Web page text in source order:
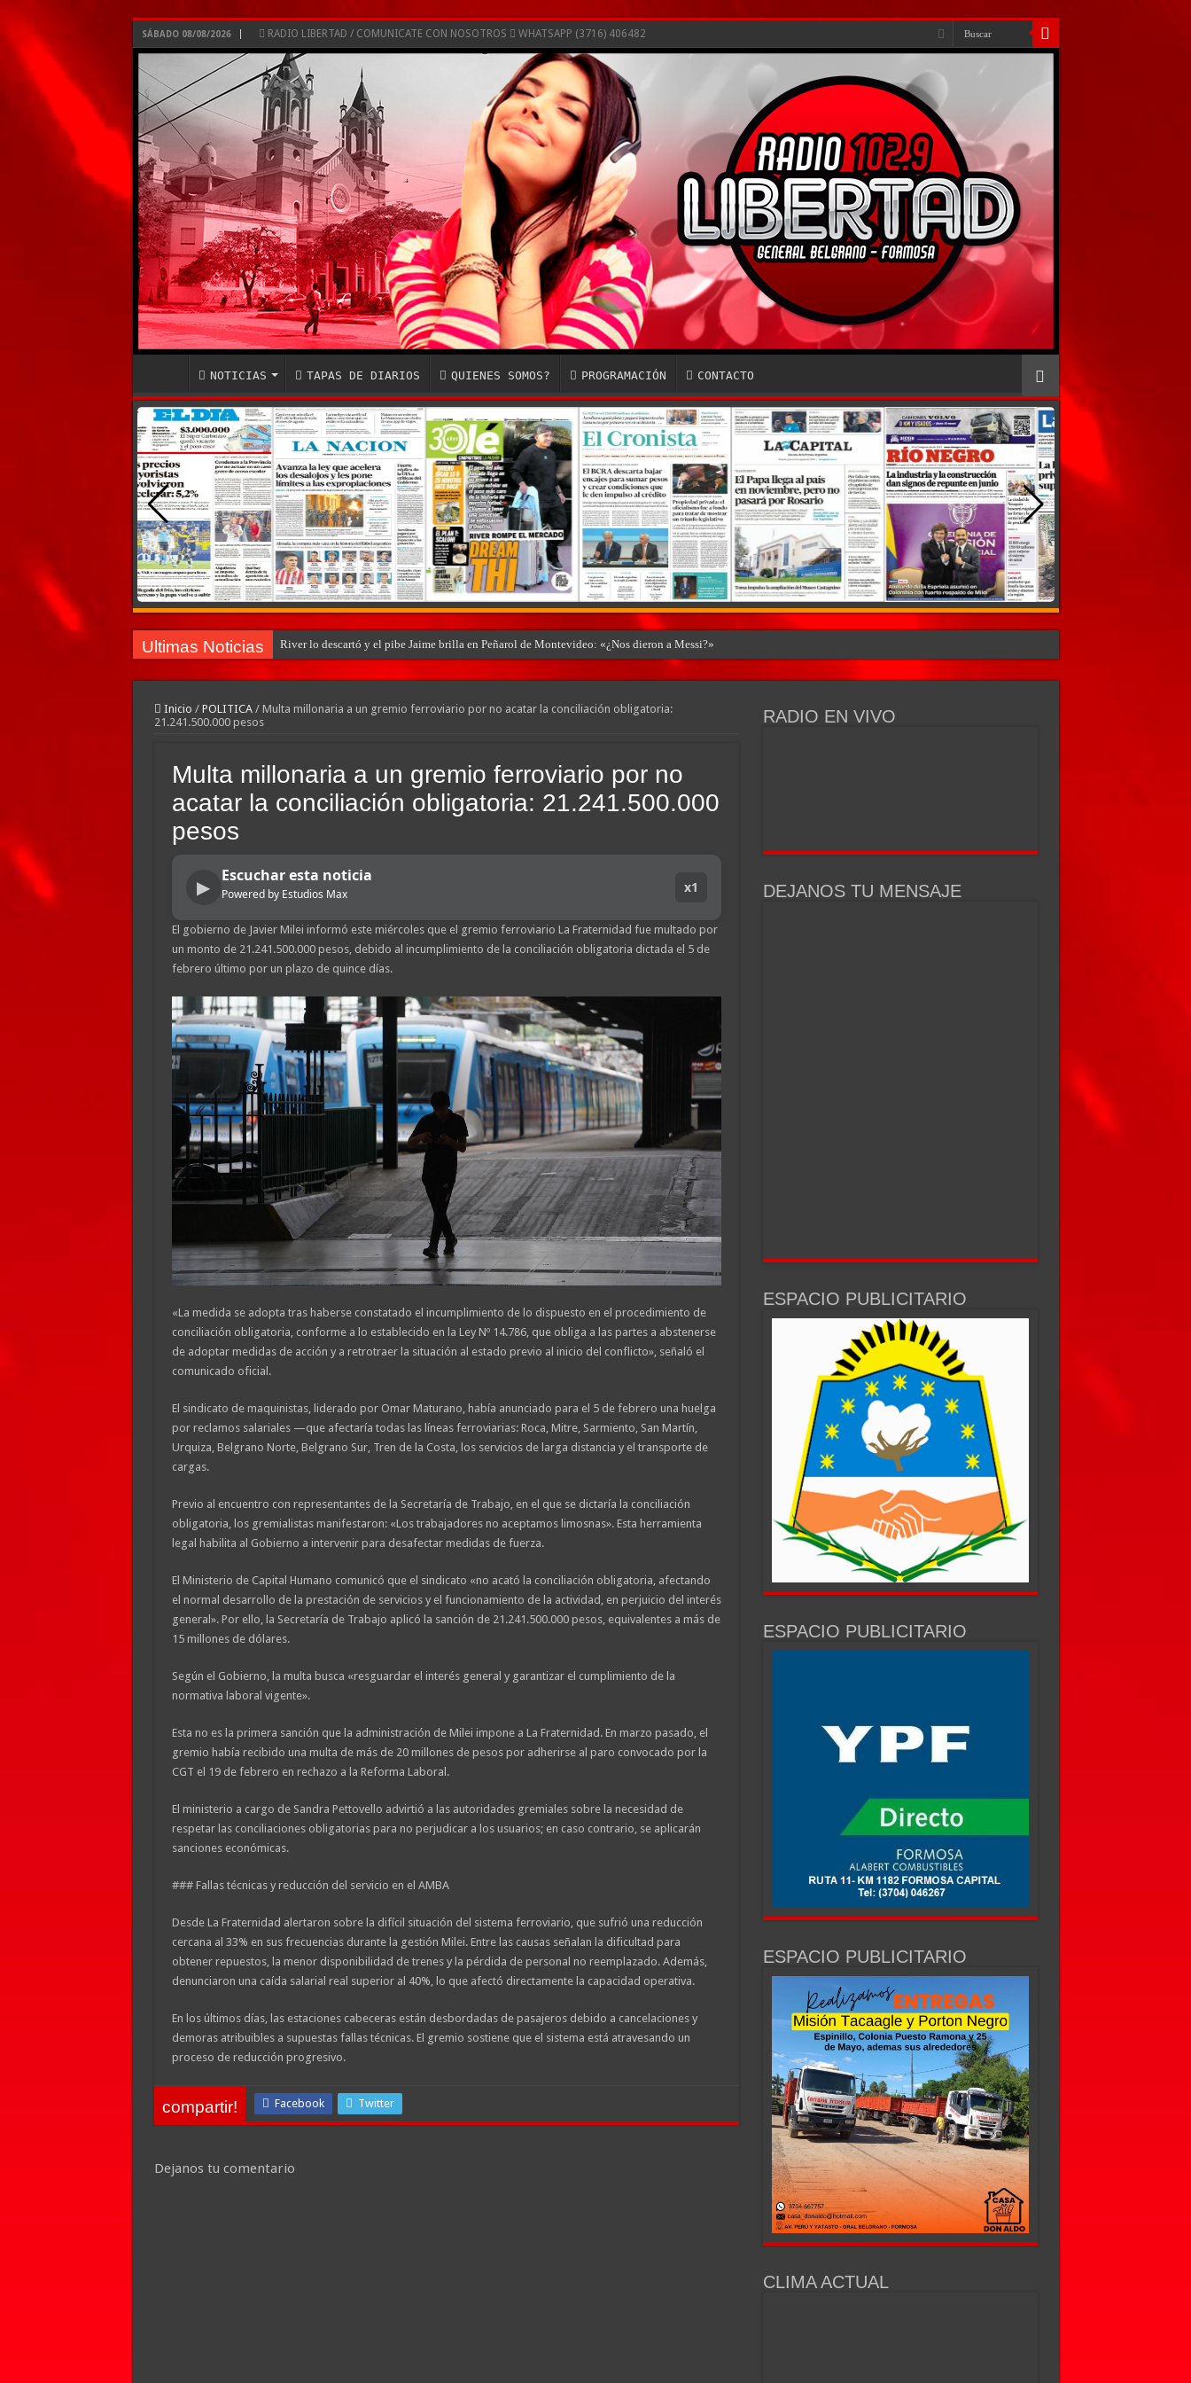
SÁBADO 08/08/2026 RADIO LIBERTAD / COMUNICATE CON NOSOTROS WHATSAPP (3716) 406482
NOTICIAS TAPAS DE DIARIOS QUIENES SOMOS? PROGRAMACIÓN CONTACTO
Ultimas Noticias River lo descartó y el pibe Jaime brilla en Peñarol de Montevideo: «¿Nos dieron a Messi?»
Inicio / POLITICA / Multa millonaria a un gremio ferroviario por no acatar la conciliación obligatoria:
21.241.500.000 pesos
Multa millonaria a un gremio ferroviario por no
acatar la conciliación obligatoria: 21.241.500.000
pesos
▶
Escuchar esta noticia
Powered by Estudios Max x1
El gobierno de Javier Milei informó este miércoles que el gremio ferroviario La Fraternidad fue multado por
un monto de 21.241.500.000 pesos, debido al incumplimiento de la conciliación obligatoria dictada el 5 de
febrero último por un plazo de quince días.
«La medida se adopta tras haberse constatado el incumplimiento de lo dispuesto en el procedimiento de
conciliación obligatoria, conforme a lo establecido en la Ley Nº 14.786, que obliga a las partes a abstenerse
de adoptar medidas de acción y a retrotraer la situación al estado previo al inicio del conflicto», señaló el
comunicado oficial.
El sindicato de maquinistas, liderado por Omar Maturano, había anunciado para el 5 de febrero una huelga
por reclamos salariales —que afectaría todas las líneas ferroviarias: Roca, Mitre, Sarmiento, San Martín,
Urquiza, Belgrano Norte, Belgrano Sur, Tren de la Costa, los servicios de larga distancia y el transporte de
cargas.
Previo al encuentro con representantes de la Secretaría de Trabajo, en el que se dictaría la conciliación
obligatoria, los gremialistas manifestaron: «Los trabajadores no aceptamos limosnas». Esta herramienta
legal habilita al Gobierno a intervenir para desafectar medidas de fuerza.
El Ministerio de Capital Humano comunicó que el sindicato «no acató la conciliación obligatoria, afectando
el normal desarrollo de la prestación de servicios y el funcionamiento de la actividad, en perjuicio del interés
general». Por ello, la Secretaría de Trabajo aplicó la sanción de 21.241.500.000 pesos, equivalentes a más de
15 millones de dólares.
Según el Gobierno, la multa busca «resguardar el interés general y garantizar el cumplimiento de la
normativa laboral vigente».
Esta no es la primera sanción que la administración de Milei impone a La Fraternidad. En marzo pasado, el
gremio había recibido una multa de más de 20 millones de pesos por adherirse al paro convocado por la
CGT el 19 de febrero en rechazo a la Reforma Laboral.
El ministerio a cargo de Sandra Pettovello advirtió a las autoridades gremiales sobre la necesidad de
respetar las conciliaciones obligatorias para no perjudicar a los usuarios; en caso contrario, se aplicarán
sanciones económicas.
### Fallas técnicas y reducción del servicio en el AMBA
Desde La Fraternidad alertaron sobre la difícil situación del sistema ferroviario, que sufrió una reducción
cercana al 33% en sus frecuencias durante la gestión Milei. Entre las causas señalan la dificultad para
obtener repuestos, la menor disponibilidad de trenes y la pérdida de personal no reemplazado. Además,
denunciaron una caída salarial real superior al 40%, lo que afectó directamente la capacidad operativa.
En los últimos días, las estaciones cabeceras están desbordadas de pasajeros debido a cancelaciones y
demoras atribuibles a supuestas fallas técnicas. El gremio sostiene que el sistema está atravesando un
proceso de reducción progresivo.
compartir! Facebook Twitter
Dejanos tu comentario
RADIO EN VIVO
DEJANOS TU MENSAJE
ESPACIO PUBLICITARIO
ESPACIO PUBLICITARIO
ESPACIO PUBLICITARIO
CLIMA ACTUAL